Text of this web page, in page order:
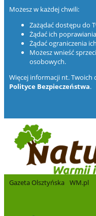
Możesz w każdej chwili:
Zażądać dostępu do
Żądać ich
Żądać ograniczenia
Możesz wnieść
osobowych.
Więcej informacji nt. Twoich
Polityce Bezpieczeństwa.
Gazeta Olsztyńska WM.pl